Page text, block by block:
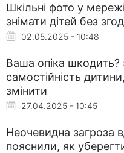
Шкільні фото у
знімати дітей без
02.05.2025 - 10:48
Ваша опіка
самостійність
змінити
27.04.2025 - 10:45
Неочевидна загроза
пояснили, як